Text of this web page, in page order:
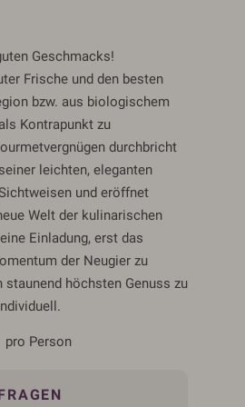
Geschmacks!
Frische und den besten
bzw. aus biologischem
Kontrapunkt zu
durchbricht
leichten, eleganten
und eröffnet
Welt der kulinarischen
Einladung, erst das
der Neugier zu
staunend höchsten Genuss zu
pro Person